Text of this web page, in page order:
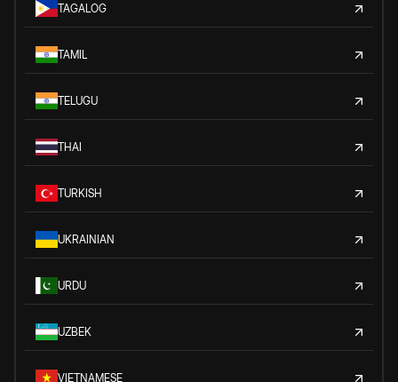
TAGALOG
TAMIL
TELUGU
THAI
TURKISH
UKRAINIAN
URDU
UZBEK
VIETNAMESE